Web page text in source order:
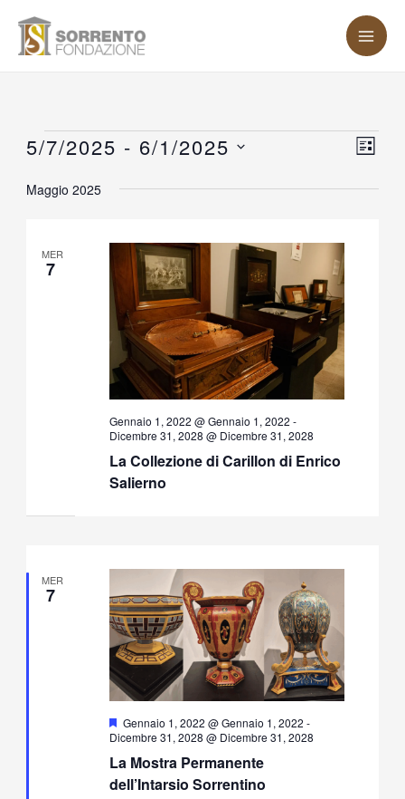
Eventi LISTA
5/7/2025 - 6/1/2025
la
Maggio 2025
MER
7
La Collezione di Carillon di Enrico
Salierno
Gennaio 1, 2022 @ Gennaio 1, 2022 -
Dicembre 31, 2028 @ Dicembre 31, 2028
MER
7
La Mostra Permanente
dell’Intarsio Sorrentino
Segnalati
Gennaio 1, 2022 @ Gennaio 1, 2022 -
Dicembre 31, 2028 @ Dicembre 31, 2028